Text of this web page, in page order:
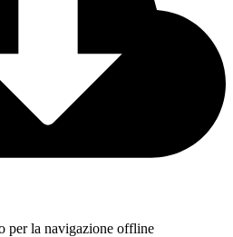
per la navigazione offline